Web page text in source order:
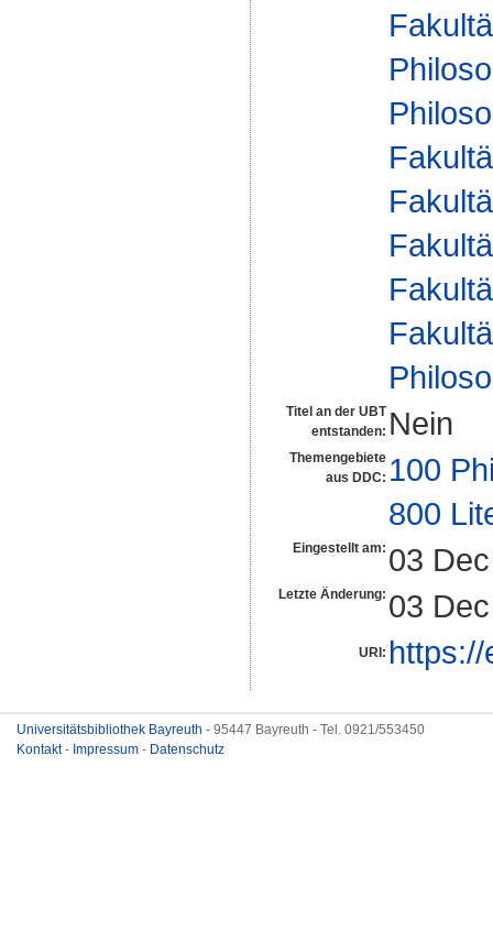
Titel an der UBT
entstanden: Nein
Themengebiete
aus DDC: 100
800
Eingestellt am: 03
Letzte Änderung: 03
URI:
Universitätsbibliothek Bayreuth - 95447 Bayreuth - Tel. 0921/553450
Kontakt- Impressum - Datenschutz